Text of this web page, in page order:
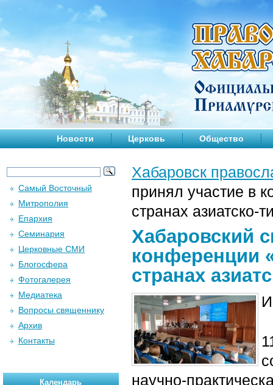
Новости Церковь Общество
Хабаровск
принял участие в
странах азиатско-
Хабаровский
конференции
странах
научно-
Самый Восточный
Митрополия
Епархия
Семинария
Церковные СМИ
Блогосфера
Фотогалерея
Медиатека
Вопросы священнику
Архив
Контакты
Календарь